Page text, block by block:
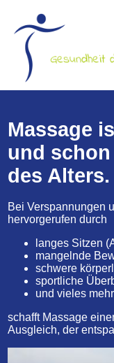
Massage
und schon
des Alters.
Bei Verspannungen
hervorgerufen durch
langes Sitzen
mangelnde
schwere
sportliche
und vieles mehr
schafft Massage
Ausgleich, der